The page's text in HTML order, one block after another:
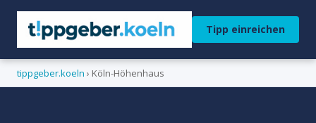
Tipp einreichen
tippgeber.koeln › Köln-Höhenhaus